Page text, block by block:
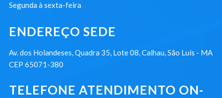
Segunda à sexta-feira
ENDEREÇO SEDE
Av. dos Holandeses, Quadra 35, Lote 08, Calhau, São Luís - MA
CEP 65071-380
TELEFONE ATENDIMENTO ON-